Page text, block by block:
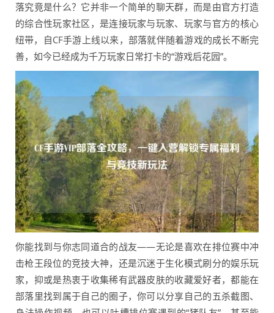
落究竟是什么？它并非一个简单的聊天群，而是由官方打造
的综合性玩家社区，是连接玩家与玩家、玩家与官方的核心
纽带，自CF手游上线以来，部落就伴随着游戏的成长不断完
善，如今已经成为千万玩家日常打卡的“游戏后花园”。
你能找到与你志同道合的战友——无论是喜欢在排位赛中冲
击枪王段位的竞技大神，还是沉迷于生化模式刷分的娱乐玩
家，抑或是热衷于收集稀有武器皮肤的收藏爱好者，都能在
部落里找到属于自己的圈子，你可以分享自己的五杀截图、